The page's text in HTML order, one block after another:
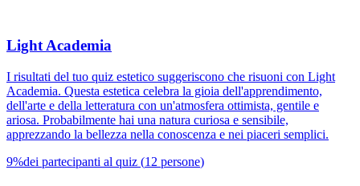
Light Academia
I risultati del tuo quiz estetico suggeriscono che risuoni con Light
Academia. Questa estetica celebra la gioia dell'apprendimento,
dell'arte e della letteratura con un'atmosfera ottimista, gentile e
ariosa. Probabilmente hai una natura curiosa e sensibile,
apprezzando la bellezza nella conoscenza e nei piaceri semplici.
9%dei partecipanti al quiz (12 persone)